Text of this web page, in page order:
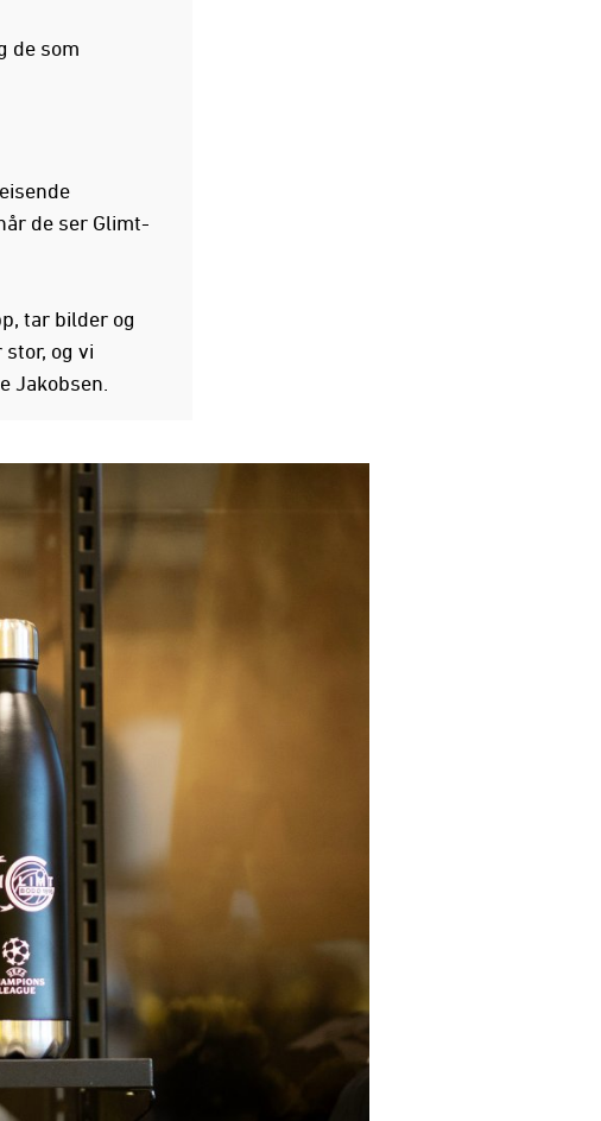
de som
de ser Glimt-
tar bilder og
og vi
Jakobsen.